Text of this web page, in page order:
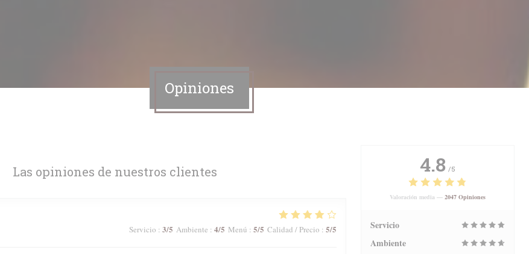
Opiniones
Las opiniones de nuestros clientes
Servicio : 3/5 Ambiente : 4/5 Menú : 5/5 Calidad / Precio : 5/5
4.8 /5
Valoración media — 2047 Opiniones
Servicio
Ambiente